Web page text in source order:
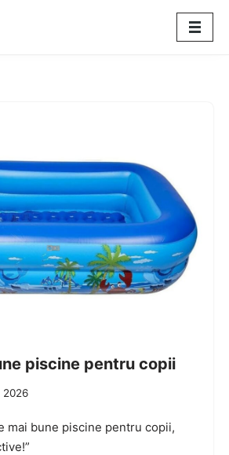
piscine pentru copii
2026
mai bune piscine pentru copii,